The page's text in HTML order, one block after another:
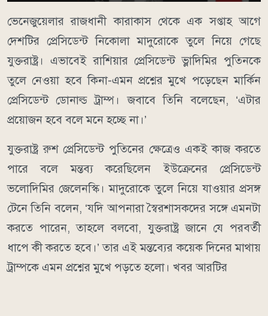
ভেনেজুয়েলার রাজধানী কারাকাস থেকে এক সপ্তাহ আগে
দেশটির প্রেসিডেন্ট নিকোলা মাদুরোকে তুলে নিয়ে গেছে
যুক্তরাষ্ট্র। এভাবেই রাশিয়ার প্রেসিডেন্ট ভ্লাদিমির পুতিনকে
তুলে নেওয়া হবে কিনা-এমন প্রশ্নের মুখে পড়েছেন মার্কিন
প্রেসিডেন্ট ডোনাল্ড ট্রাম্প। জবাবে তিনি বলেছেন, ‘এটার
প্রয়োজন হবে বলে মনে হচ্ছে না।’
যুক্তরাষ্ট্র রুশ প্রেসিডেন্ট পুতিনের ক্ষেত্রেও একই কাজ করতে
পারে বলে মন্তব্য করেছিলেন ইউক্রেনের প্রেসিডেন্ট
ভলোদিমির জেলেনস্কি। মাদুরোকে তুলে নিয়ে যাওয়ার প্রসঙ্গ
টেনে তিনি বলেন, ‘যদি আপনারা স্বৈরশাসকদের সঙ্গে এমনটা
করতে পারেন, তাহলে বলবো, যুক্তরাষ্ট্র জানে যে পরবর্তী
ধাপে কী করতে হবে।’ তার এই মন্তব্যের কয়েক দিনের মাথায়
ট্রাম্পকে এমন প্রশ্নের মুখে পড়তে হলো। খবর আরটির